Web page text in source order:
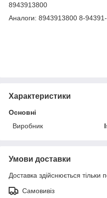
8943913800
Аналоги: 8943913800 8-
Характеристики
Основні
Виробник
Умови доставки
Доставка здійснюється тільки
Самовивіз